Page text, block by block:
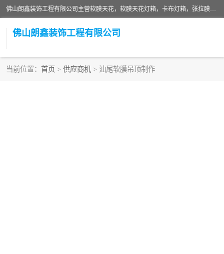
佛山朗鑫装饰工程有限公司主营软膜天花，软膜天花灯箱，卡布灯箱，张拉膜等产品，价格实惠，支持定制；公司专业装饰铺面，家居，会展特装，软膜等工程，技能精良人员，安装快、价格合理，质量保证、热诚与各方有识人士合作，欢迎新老客户来电咨询。
佛山朗鑫装饰工程有限公司
当前位置： 首页 > 供应商机 > 汕尾软膜吊顶制作